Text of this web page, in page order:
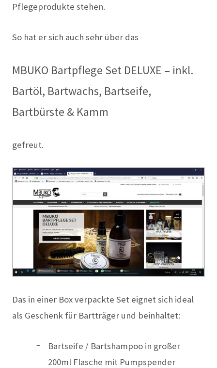
Pflegeprodukte stehen.
So hat er sich auch sehr über das
MBUKO Bartpflege Set DELUXE – inkl.
Bartöl, Bartwachs, Bartseife,
Bartbürste & Kamm
gefreut.
Das in einer Box verpackte Set eignet sich ideal
als Geschenk für Bartträger und beinhaltet:
Bartseife / Bartshampoo in großer
200ml Flasche mit Pumpspender